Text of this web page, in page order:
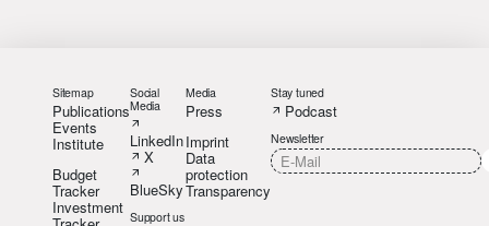
Sitemap
Publications
Events
Institute
Budget
Tracker
Investment
Social
Media
LinkedIn
X
BlueSky
Support us
Media
Press
Imprint
Data
protection
Transparency
Stay tuned
Podcast
Newsletter